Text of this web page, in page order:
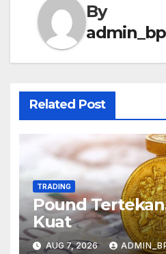
By
Related Post
TRADING
Pound
Kuat
AUG 7, 2026